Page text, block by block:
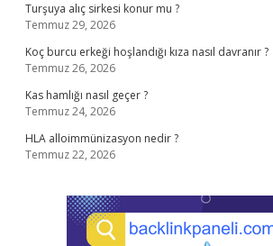
Turşuya alıç sirkesi konur mu ?
Temmuz 29, 2026
Koç burcu erkeği hoşlandığı kıza nasıl davranır ?
Temmuz 26, 2026
Kas hamlığı nasıl geçer ?
Temmuz 24, 2026
HLA alloimmünizasyon nedir ?
Temmuz 22, 2026